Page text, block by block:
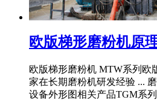
欧版梯形磨粉机原
欧版梯形磨粉机 MTW系列欧
家在长期磨粉机研发经验 ...
设备外形图相关产品TGM系